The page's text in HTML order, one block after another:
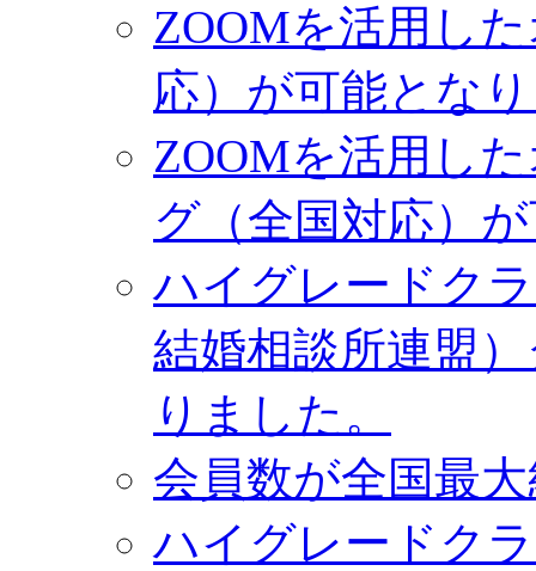
ZOOMを活用し
応）が可能とな
ZOOMを活用し
グ（全国対応）
ハイグレードク
結婚相談所連盟
りました。
会員数が全国最
ハイグレードク